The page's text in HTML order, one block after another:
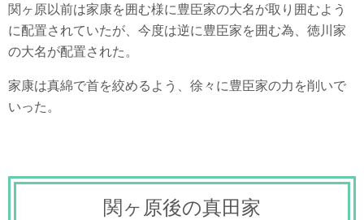
関ヶ原以前は家康を囲む様に豊臣家の大名が取り囲むよう
に配置されていたが、今度は逆に豊臣家を囲む為、徳川家
の大名が配置された。
家康は真綿で首を絞めるよう、徐々に豊臣家の力を削いで
いった。
関ヶ原後の真田家